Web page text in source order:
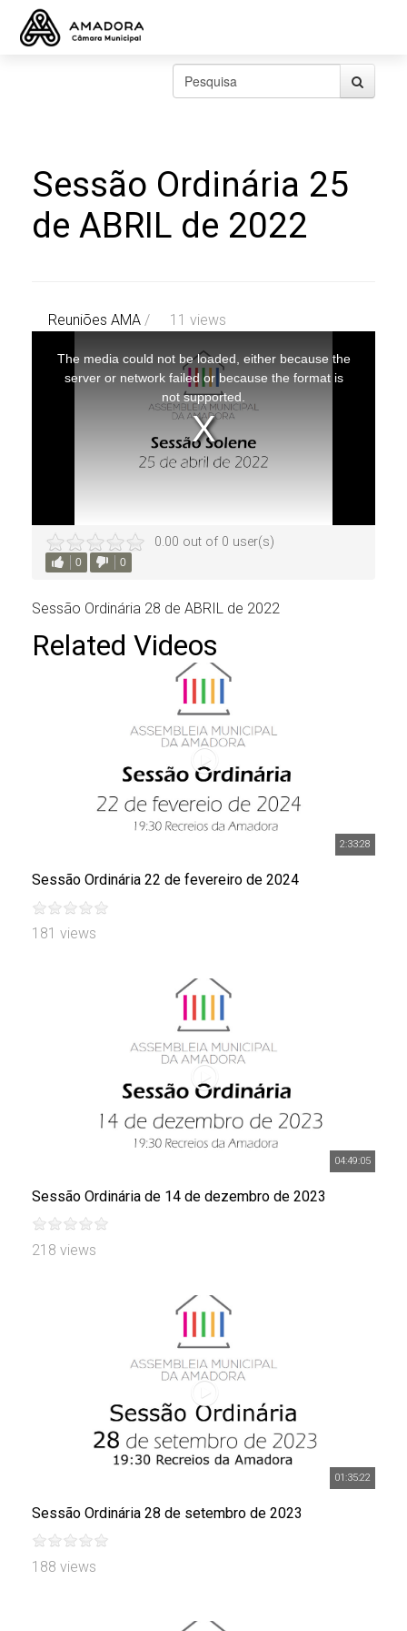
Sessão Ordinária 25
de ABRIL de 2022
Reuniões AMA / 11 views
0.00 out of 0 user(s)
0 0
Sessão Ordinária 28 de ABRIL de 2022
Related Videos
2:33:28
Sessão Ordinária 22 de fevereiro de 2024
181 views
04:49:05
Sessão Ordinária de 14 de dezembro de 2023
218 views
01:35:22
Sessão Ordinária 28 de setembro de 2023
188 views